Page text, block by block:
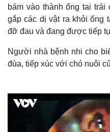
bám vào thành ống tai
gắp các dị vật ra khỏi ống
đỡ đau và đang được tiếp
Người nhà bệnh nhi cho
đùa, tiếp xúc với chó nuôi